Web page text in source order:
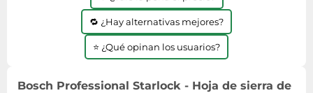
🔁 ¿Hay alternativas mejores?
⭐ ¿Qué opinan los usuarios?
Bosch Professional Starlock - Hoja de sierra de